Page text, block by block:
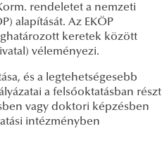
rendeletet a nemzeti
alapítását. Az EKÖP
keretek között
véleményezi.
és a legtehetségesebb
a felsőoktatásban részt
vagy doktori képzésben
intézményben